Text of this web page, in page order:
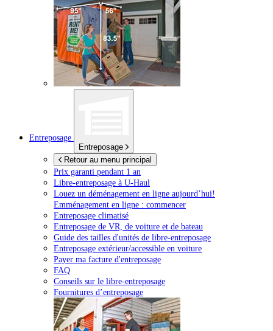
Entreposage
Entreposage
Retour au menu principal
Prix garanti pendant 1 an
Libre-entreposage à U-Haul
Louez un déménagement en ligne aujourd’hui!
Emménagement en ligne : commencer
Entreposage climatisé
Entreposage de VR, de voiture et de bateau
Guide des tailles d'unités de libre-entreposage
Entreposage extérieur/accessible en voiture
Payer ma facture d'entreposage
FAQ
Conseils sur le libre-entreposage
Fournitures d’entreposage